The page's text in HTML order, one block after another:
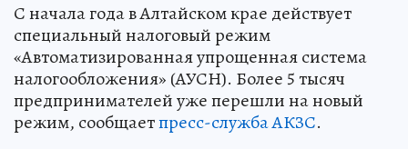
С начала года в Алтайском крае действует
специальный налоговый режим
«Автоматизированная упрощенная система
налогообложения» (АУСН). Более 5 тысяч
предпринимателей уже перешли на новый
режим, сообщаетпресс-служба АКЗС.